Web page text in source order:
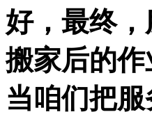
好，最终
搬家后的作
当咱们把